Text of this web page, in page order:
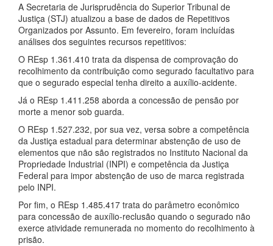
A Secretaria de Jurisprudência do Superior Tribunal de
Justiça (STJ) atualizou a base de dados de Repetitivos
Organizados por Assunto. Em fevereiro, foram incluídas
análises dos seguintes recursos repetitivos:
O REsp 1.361.410 trata da dispensa de comprovação do
recolhimento da contribuição como segurado facultativo para
que o segurado especial tenha direito a auxílio-acidente.
Já o REsp 1.411.258 aborda a concessão de pensão por
morte a menor sob guarda.
O REsp 1.527.232, por sua vez, versa sobre a competência
da Justiça estadual para determinar abstenção de uso de
elementos que não são registrados no Instituto Nacional da
Propriedade Industrial (INPI) e competência da Justiça
Federal para impor abstenção de uso de marca registrada
pelo INPI.
Por fim, o REsp 1.485.417 trata do parâmetro econômico
para concessão de auxílio-reclusão quando o segurado não
exerce atividade remunerada no momento do recolhimento à
prisão.